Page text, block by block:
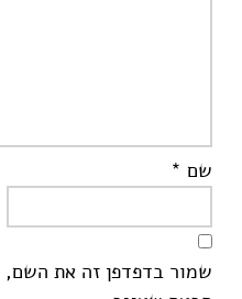
שם *
שמור בדפדפן זה את השם,